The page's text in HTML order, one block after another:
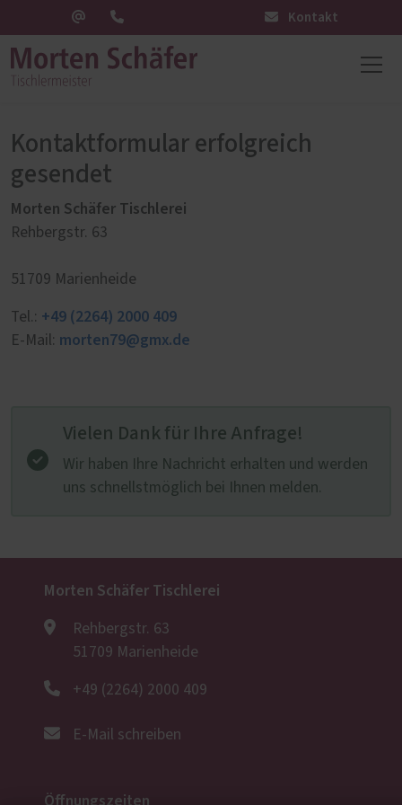
Kontakt
Kontaktformular erfolgreich
gesendet
Morten Schäfer Tischlerei
Rehbergstr. 63
51709 Marienheide
Tel.: +49 (2264) 2000 409
E-Mail: morten79@gmx.de
Vielen Dank für Ihre Anfrage!
Wir haben Ihre Nachricht erhalten und werden
uns schnellstmöglich bei Ihnen melden.
Morten Schäfer Tischlerei
Rehbergstr. 63
51709 Marienheide
+49 (2264) 2000 409
E-Mail schreiben